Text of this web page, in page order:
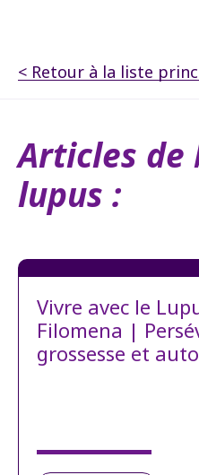
< Retour à la liste
Articles de
lupus :
Vivre avec le
Filomena |
grossesse et